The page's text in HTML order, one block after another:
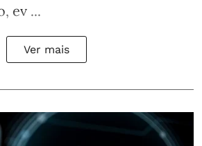
ev ...
Ver mais